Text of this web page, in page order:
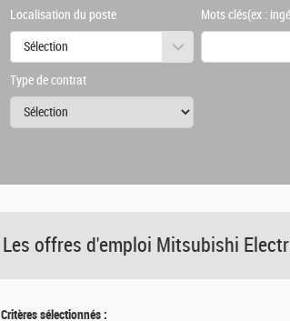
Localisation du poste
Sélection
Mots clés(ex :
Type de contrat
Les offres d'emploi Mitsubishi
Critères sélectionnés :